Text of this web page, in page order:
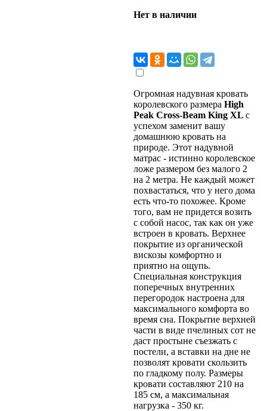
Нет в наличии
Огромная надувная кровать
королевского размера High
Peak Cross-Beam King XL с
успехом заменит вашу
домашнюю кровать на
природе. Этот надувной
матрас - истинно королевское
ложе размером без малого 2
на 2 метра. Не каждый может
похвастаться, что у него дома
есть что-то похожее. Кроме
того, вам не придется возить
с собой насос, так как он уже
встроен в кровать. Верхнее
покрытие из органической
вискозы комфортно и
приятно на ощупь.
Специальная конструкция
поперечных внутренних
перегородок настроена для
максимального комфорта во
время сна. Покрытие верхней
части в виде пчелиных сот не
даст простыне съезжать с
постели, а вставки на дне не
позволят кровати скользить
по гладкому полу. Размеры
кровати составляют 210 на
185 см, а максимальная
нагрузка - 350 кг.